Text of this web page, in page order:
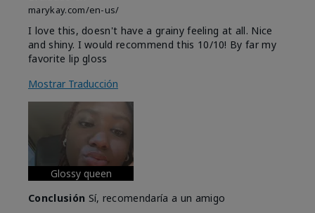
marykay.com/en-us/
I love this, doesn't have a grainy feeling at all. Nice
and shiny. I would recommend this 10/10! By far my
favorite lip gloss
Mostrar Traducción
Glossy queen
Conclusión Sí, recomendaría a un amigo